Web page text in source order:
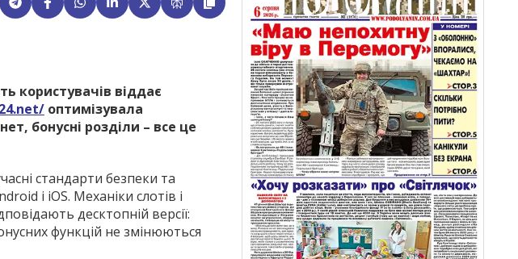
користувачів віддає
оптимізувала
бонусні розділи – все це
стандарти безпеки та
і iOS. Механіки слотів і
десктопній версії:
функцій не змінюються